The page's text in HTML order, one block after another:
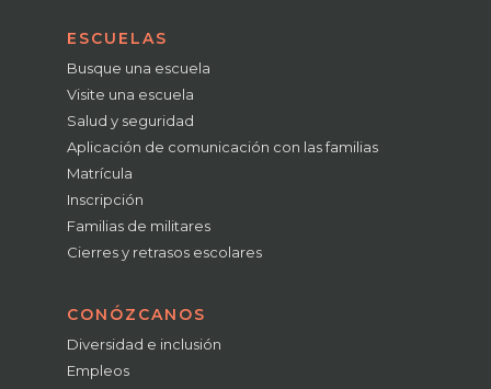
ESCUELAS
Busque una escuela
Visite una escuela
Salud y seguridad
Aplicación de comunicación con las familias
Matrícula
Inscripción
Familias de militares
Cierres y retrasos escolares
CONÓZCANOS
Diversidad e inclusión
Empleos